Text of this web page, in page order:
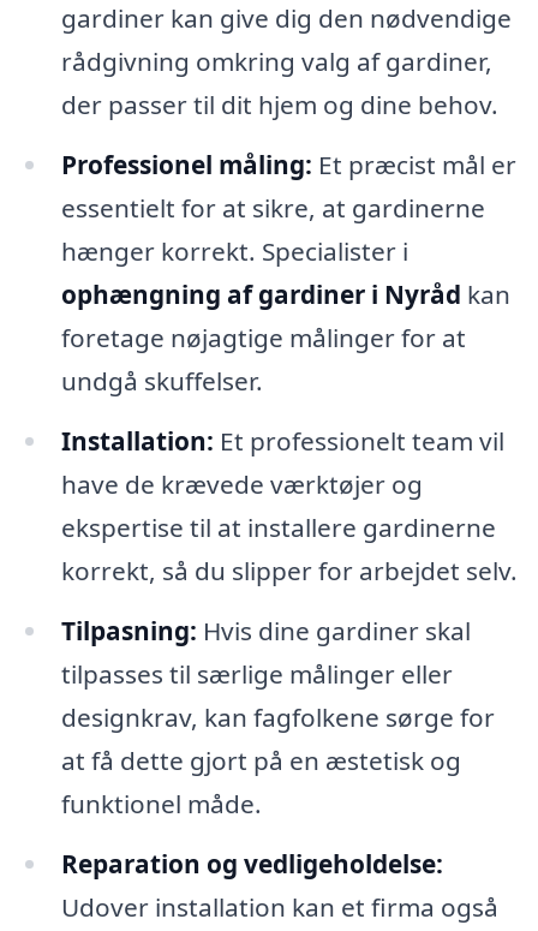
gardiner kan give dig den nødvendige
rådgivning omkring valg af gardiner,
der passer til dit hjem og dine behov.
Professionel måling: Et præcist mål er
essentielt for at sikre, at gardinerne
hænger korrekt. Specialister i
ophængning af gardiner i Nyråd kan
foretage nøjagtige målinger for at
undgå skuffelser.
Installation: Et professionelt team vil
have de krævede værktøjer og
ekspertise til at installere gardinerne
korrekt, så du slipper for arbejdet selv.
Tilpasning: Hvis dine gardiner skal
tilpasses til særlige målinger eller
designkrav, kan fagfolkene sørge for
at få dette gjort på en æstetisk og
funktionel måde.
Reparation og vedligeholdelse:
Udover installation kan et firma også